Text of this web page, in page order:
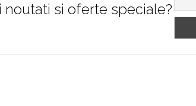
noutati si oferte speciale?